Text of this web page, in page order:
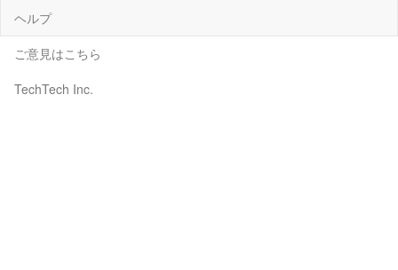
ヘルプ
ご意見はこちら
TechTech Inc.